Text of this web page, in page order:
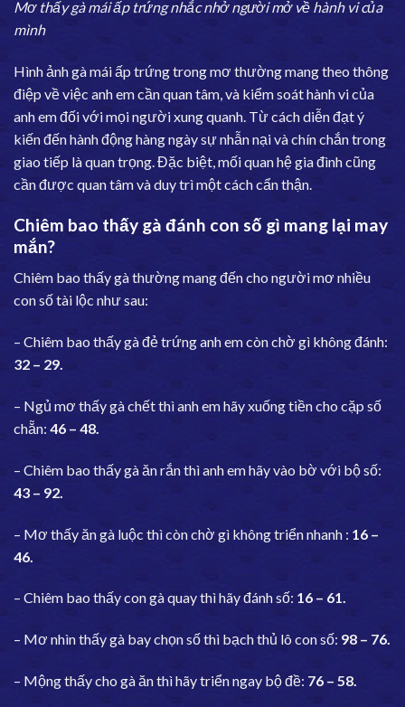
Mơ thấy gà mái ấp trứng nhắc nhở người mở về hành vi của
mình
Hình ảnh gà mái ấp trứng trong mơ thường mang theo thông
điệp về việc anh em cần quan tâm, và kiểm soát hành vi của
anh em đối với mọi người xung quanh. Từ cách diễn đạt ý
kiến đến hành động hàng ngày sự nhẫn nại và chín chắn trong
giao tiếp là quan trọng. Đặc biệt, mối quan hệ gia đình cũng
cần được quan tâm và duy trì một cách cẩn thận.
Chiêm bao thấy gà đánh con số gì mang lại may
mắn?
Chiêm bao thấy gà thường mang đến cho người mơ nhiều
con số tài lộc như sau:
– Chiêm bao thấy gà đẻ trứng anh em còn chờ gì không đánh:
32 – 29.
– Ngủ mơ thấy gà chết thì anh em hãy xuống tiền cho cặp số
chẵn: 46 – 48.
– Chiêm bao thấy gà ăn rắn thì anh em hãy vào bờ với bộ số:
43 – 92.
– Mơ thấy ăn gà luộc thì còn chờ gì không triển nhanh : 16 –
46.
– Chiêm bao thấy con gà quay thì hãy đánh số: 16 – 61.
– Mơ nhìn thấy gà bay chọn số thì bạch thủ lô con số: 98 – 76.
– Mộng thấy cho gà ăn thì hãy triển ngay bộ đề: 76 – 58.